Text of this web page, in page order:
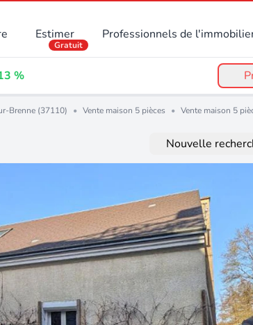
Estimer
Gratuit
Professionnels de
%
Brenne (37110) • Vente maison 5 pièces • Vente maison 5
Nouvelle